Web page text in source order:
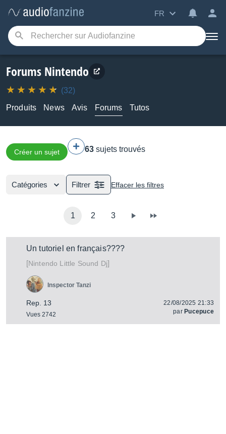
FR
Forums Nintendo
(32)
Produits
News Avis Forums Tutos
Créer un sujet 63 sujets trouvés
Catégories Filtrer Effacer les filtres
1 2 3
Un tutoriel en français????
[Nintendo Little Sound Dj]
Rep. 13
Vues 2742
Inspector Tanzi
22/08/2025 21:33
par Pucepuce